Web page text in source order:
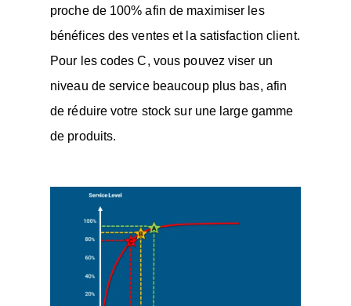
proche de 100% afin de maximiser les
bénéfices des ventes et la satisfaction client.
Pour les codes C, vous pouvez viser un
niveau de service beaucoup plus bas, afin
de réduire votre stock sur une large gamme
de produits.